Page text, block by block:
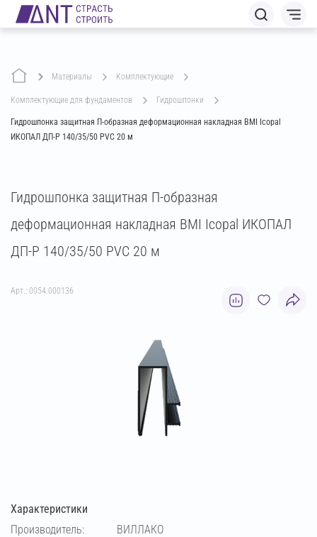
Материалы комплектующие
комплектующие для фундаментов гидрошпонки
Гидрошпонка защитная П-образная деформационная накладная BMI Icopal
ИКОПАЛ ДП-Р 140/35/50 PVC 20 м
Гидрошпонка защитная П-образная
деформационная накладная BMI Icopal ИКОПАЛ
ДП-Р 140/35/50 PVC 20 м
Арт.: 0054.000136
Характеристики
Производитель:
ВИЛЛАКО